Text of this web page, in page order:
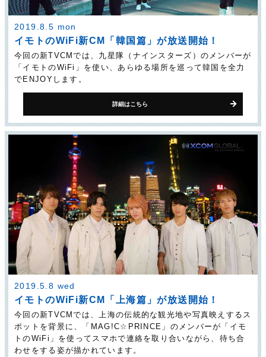
2019.8.5 mon
イモトのWiFi新CM「韓国篇」が放送開始！
今回の新TVCMでは、九星隊（ナインスターズ）のメンバーが
「イモトのWiFi」を使い、あらゆる場所を巡って韓国を全力
でENJOYします。
詳細はこちら
2019.5.8 wed
イモトのWiFi新CM「上海篇」が放送開始！
今回の新TVCMでは、上海の伝統的な観光地や写真映えするス
ポットを背景に、「MAG!C☆PRINCE」のメンバーが「イモ
トのWiFi」を使ってスマホで連絡を取り合いながら、待ち合
わせをする姿が描かれています。